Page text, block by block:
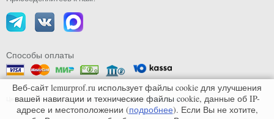
Способы оплаты
Цены на сайте могут не совпадать с реальными.Подробнее...
Веб-сайт lemurprof.ru использует файлы cookie для улучшения
вашей навигации и технические файлы cookie, данные об IP-
адресе и местоположении (подробнее). Если Вы не хотите,